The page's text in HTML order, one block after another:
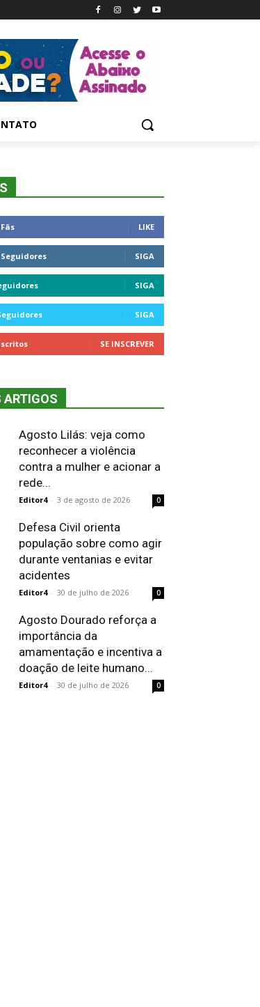
Fãs LIKE
Seguidores SIGA
SIGA
SIGA
SE INSCREVER
ARTIGOS
Agosto Lilás: veja como
reconhecer a violência
contra a mulher e acionar a
rede...
Editor4 - 3 de agosto de 2026 0
Defesa Civil orienta
população sobre como agir
durante ventanias e evitar
acidentes
Editor4 - 30 de julho de 2026 0
Agosto Dourado reforça a
importância da
amamentação e incentiva a
doação de leite humano...
Editor4 - 30 de julho de 2026 0